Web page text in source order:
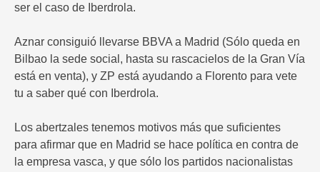
ser el caso de Iberdrola.
Aznar consiguió llevarse BBVA a Madrid (Sólo queda en
Bilbao la sede social, hasta su rascacielos de la Gran Vía
está en venta), y ZP está ayudando a Florento para vete
tu a saber qué con Iberdrola.
Los abertzales tenemos motivos más que suficientes
para afirmar que en Madrid se hace política en contra de
la empresa vasca, y que sólo los partidos nacionalistas